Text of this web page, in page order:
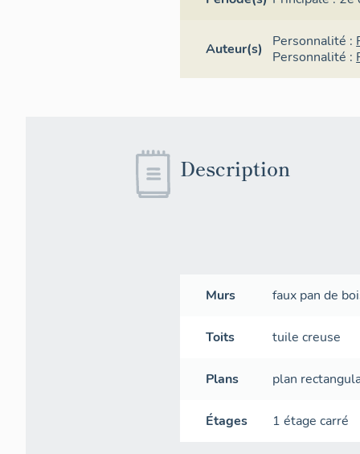
Auteur(s) Personnalité :
Personnalité :
Description
Murs faux pan de
Toits tuile creuse
Plans plan
Étages 1 étage carré